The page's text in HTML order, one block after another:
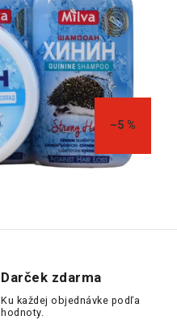
–5 %
Darček zdarma
Ku každej objednávke podľa
hodnoty.